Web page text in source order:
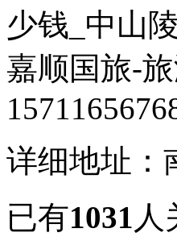
少钱_中山
嘉顺国旅-
详细地址：
已有1031 人